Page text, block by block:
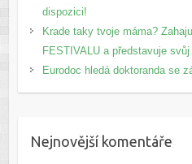
dispozici!
Krade taky tvoje máma?
FESTIVALU a představuje svůj
Eurodoc hledá doktoranda se
Nejnovější komentáře